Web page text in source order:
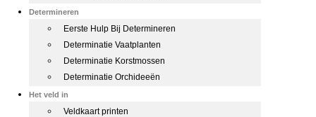
Determineren
Eerste Hulp Bij Determineren
Determinatie Vaatplanten
Determinatie Korstmossen
Determinatie Orchideeën
Het veld in
Veldkaart printen